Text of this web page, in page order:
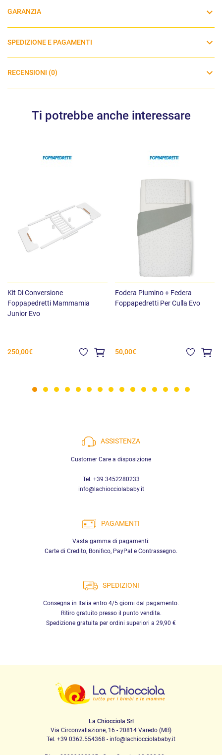
Dimensioni lettino: 145 x 82 x h 85 cm
GARANZIA
SPEDIZIONE E PAGAMENTI
RECENSIONI (0)
Ti potrebbe anche interessare
Kit Di Conversione
Foppapedretti Mammamia
Junior Evo
250,00€
Fodera Piumino + Federa
Foppapedretti Per Culla Evo
50,00€
ASSISTENZA
Customer Care a disposizione
Tel. +39 3452280233
info@lachiocciolababy.it
PAGAMENTI
Vasta gamma di pagamenti:
Carte di Credito, Bonifico, PayPal e Contrassegno.
SPEDIZIONI
Consegna in Italia entro 4/5 giorni dal pagamento.
Ritiro gratuito presso il punto vendita.
Spedizione gratuita per ordini superiori a 29,90 €
La Chiocciola Srl
Via Circonvallazione, 16 - 20814 Varedo (MB)
Tel. +39 0362.554368 - info@lachiocciolababy.it